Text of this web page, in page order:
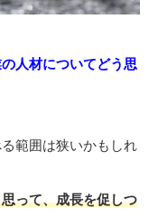
人材についてどう思
範囲は狭いかもしれ
って、成長を促しつ